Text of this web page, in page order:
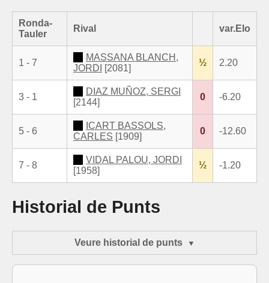
Ronda-
Tauler
Rival var.Elo
1 - 7
MASSANA BLANCH,
JORDI
[2081]
½ 2.20
3 - 1
DIAZ MUÑOZ, SERGI
[2144]
0 -6.20
5 - 6
ICART BASSOLS,
CARLES [1909]
0 -12.60
7 - 8
VIDAL PALOU, JORDI
[1958]
½ -1.20
Historial de Punts
Veure historial de punts